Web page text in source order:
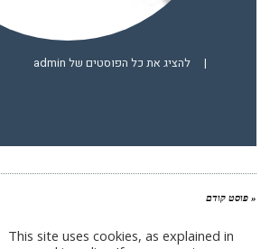
| להציג את כל הפוסטים של admin
« פוסט קודם